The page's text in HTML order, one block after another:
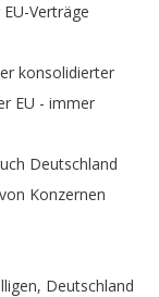
EU-Verträge
konsolidierter
EU - immer
Deutschland
von Konzernen
, Deutschland